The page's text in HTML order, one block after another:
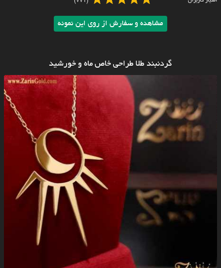
مشاهده و سفارش از روی این نمونه
گردنبند طلا طراحی خاص ماه و خورشید